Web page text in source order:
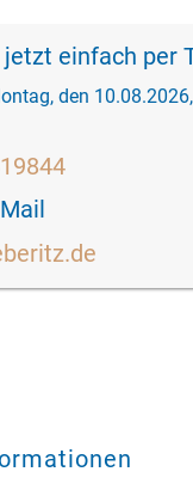
einfach per
den